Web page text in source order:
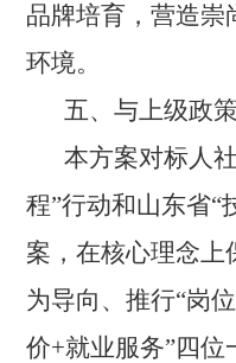
品牌培育，营造崇
环境。
五、与上级政
本方案对标人
程”行动和山东省“
案，在核心理念上
为导向、推行“岗
价+就业服务”四位